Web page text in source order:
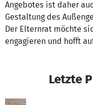
Angebotes ist daher
Gestaltung des
Der Elternrat möchte
engagieren und hofft
Letzte